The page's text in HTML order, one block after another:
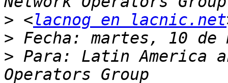
> <lacnog en lacnic.net
>
> Para: Latin America